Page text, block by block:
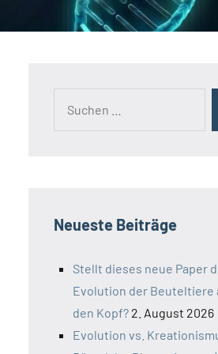
Neueste Beiträge
Stellt dieses neue Paper
Evolution der Beuteltiere
den Kopf? 2. August 2026
Evolution vs.